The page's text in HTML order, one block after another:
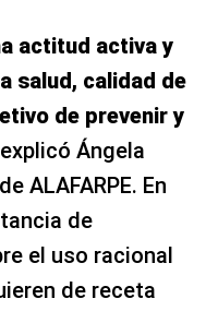
actitud activa y
salud, calidad de
de prevenir y
explicó Ángela
ALAFARPE. En
de
el uso racional
de receta